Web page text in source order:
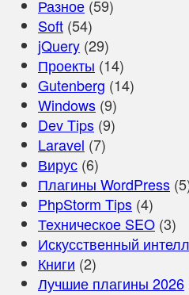
Разное (59)
Soft (54)
jQuery (29)
Проекты (14)
Gutenberg (14)
Windows (9)
Dev Tips (9)
Laravel (7)
Вирус (6)
Плагины WordPress
PhpStorm Tips (4)
Техническое SEO (3)
Искусственный
Книги (2)
Лучшие плагины 2026